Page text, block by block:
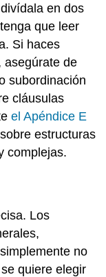
en dos
que leer
Si haces
asegúrate de
subordinación
cláusulas
el Apéndice E
estructuras
complejas.
Los
no
quiere elegir